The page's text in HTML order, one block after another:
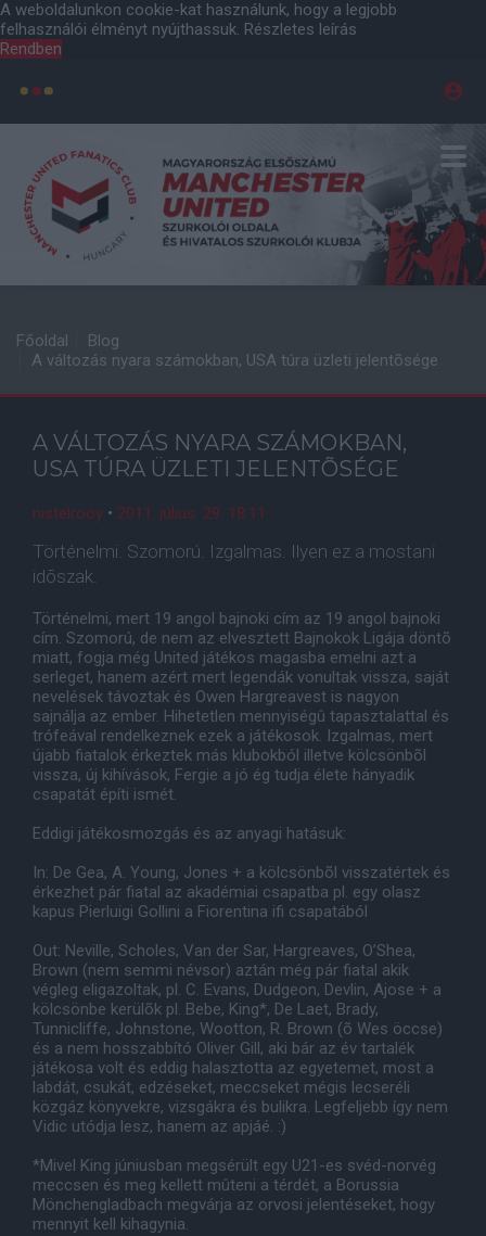
A weboldalunkon cookie-kat használunk, hogy a legjobb
felhasználói élményt nyújthassuk. Részletes leírás
Rendben
Főoldal
Blog
A változás nyara számokban, USA túra üzleti jelentõsége
A VÁLTOZÁS NYARA SZÁMOKBAN,
USA TÚRA ÜZLETI JELENTÕSÉGE
nistelrooy • 2011. július. 29. 18:11
Történelmi. Szomorú. Izgalmas. Ilyen ez a mostani
idõszak.
Történelmi, mert 19 angol bajnoki cím az 19 angol bajnoki
cím. Szomorú, de nem az elvesztett Bajnokok Ligája döntõ
miatt, fogja még United játékos magasba emelni azt a
serleget, hanem azért mert legendák vonultak vissza, saját
nevelések távoztak és Owen Hargreavest is nagyon
sajnálja az ember. Hihetetlen mennyiségû tapasztalattal és
trófeával rendelkeznek ezek a játékosok. Izgalmas, mert
újabb fiatalok érkeztek más klubokból illetve kölcsönbõl
vissza, új kihívások, Fergie a jó ég tudja élete hányadik
csapatát építi ismét.
Eddigi játékosmozgás és az anyagi hatásuk:
In: De Gea, A. Young, Jones + a kölcsönbõl visszatértek és
érkezhet pár fiatal az akadémiai csapatba pl. egy olasz
kapus Pierluigi Gollini a Fiorentina ifi csapatából
Out: Neville, Scholes, Van der Sar, Hargreaves, O’Shea,
Brown (nem semmi névsor) aztán még pár fiatal akik
végleg eligazoltak, pl. C. Evans, Dudgeon, Devlin, Ajose + a
kölcsönbe kerülõk pl. Bebe, King*, De Laet, Brady,
Tunnicliffe, Johnstone, Wootton, R. Brown (õ Wes öccse)
és a nem hosszabbító Oliver Gill, aki bár az év tartalék
játékosa volt és eddig halasztotta az egyetemet, most a
labdát, csukát, edzéseket, meccseket mégis lecseréli
közgáz könyvekre, vizsgákra és bulikra. Legfeljebb így nem
Vidic utódja lesz, hanem az apjáé. :)
*Mivel King júniusban megsérült egy U21-es svéd-norvég
meccsen és meg kellett mûteni a térdét, a Borussia
Mönchengladbach megvárja az orvosi jelentéseket, hogy
mennyit kell kihagynia.